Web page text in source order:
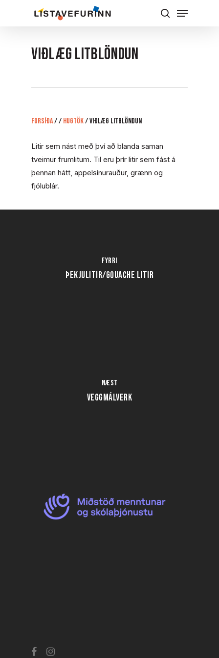
Menu
VIÐLÆG LITBLÖNDUN
Forsíða// Hugtök/VIÐLÆG LITBLÖNDUN
Litir sem nást með því að blanda saman
tveimur frumlitum. Til eru þrír litir sem fást á
þennan hátt, appelsínurauður, grænn og
fjólublár.
Fyrri
ÞEKJULITIR/GOUACHE LITIR
Næst
VEGGMÁLVERK
facebookinstagram